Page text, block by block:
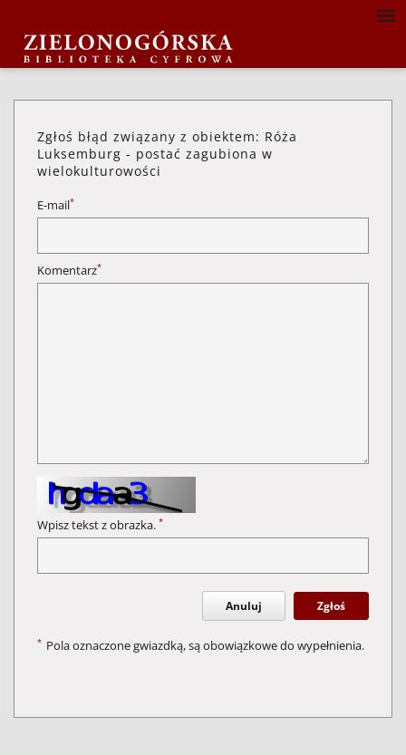
Zgłoś błąd związany z obiektem: Róża
Luksemburg - postać zagubiona w
wielokulturowości
E-mail*
Komentarz*
Wpisz tekst z obrazka. *
Anuluj Zgłoś
* Pola oznaczone gwiazdką, są obowiązkowe do wypełnienia.